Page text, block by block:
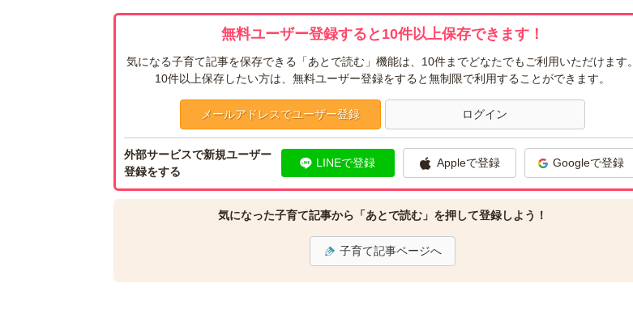
無料ユーザー登録すると10件以上保存できます！
気になる子育て記事を保存できる「あとで読む」機能は、10件までどなたでもご利用いただけます。
10件以上保存したい方は、無料ユーザー登録をすると無制限で利用することができます。
メールアドレスでユーザー登録 ログイン
外部サービスで新規ユーザー
登録をする
LINEで登録 Appleで登録 Googleで登録
気になった子育て記事から「あとで読む」を押して登録しよう！
子育て記事ページへ